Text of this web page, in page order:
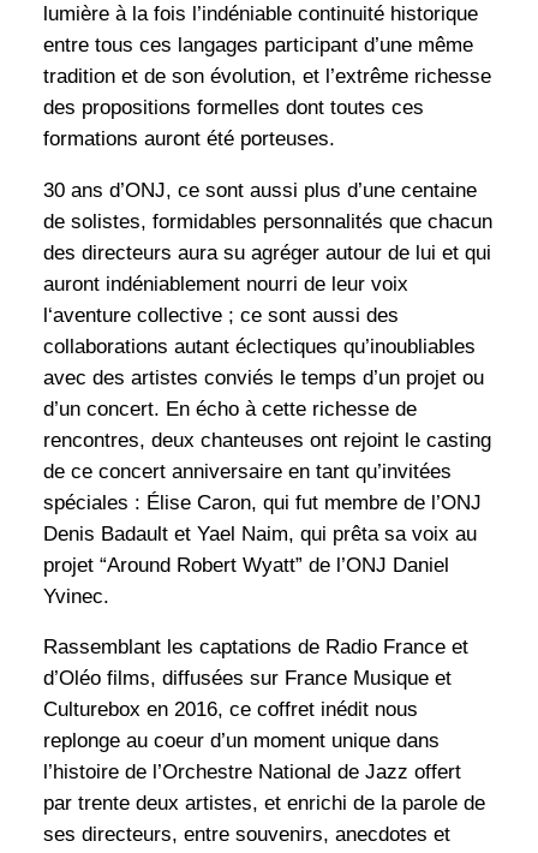
lumière à la fois l’indéniable continuité historique
entre tous ces langages participant d’une même
tradition et de son évolution, et l’extrême richesse
des propositions formelles dont toutes ces
formations auront été porteuses.
30 ans d’ONJ, ce sont aussi plus d’une centaine
de solistes, formidables personnalités que chacun
des directeurs aura su agréger autour de lui et qui
auront indéniablement nourri de leur voix
l‘aventure collective ; ce sont aussi des
collaborations autant éclectiques qu’inoubliables
avec des artistes conviés le temps d’un projet ou
d’un concert. En écho à cette richesse de
rencontres, deux chanteuses ont rejoint le casting
de ce concert anniversaire en tant qu’invitées
spéciales : Élise Caron, qui fut membre de l’ONJ
Denis Badault et Yael Naim, qui prêta sa voix au
projet “Around Robert Wyatt” de l’ONJ Daniel
Yvinec.
Rassemblant les captations de Radio France et
d’Oléo films, diffusées sur France Musique et
Culturebox en 2016, ce coffret inédit nous
replonge au coeur d’un moment unique dans
l’histoire de l’Orchestre National de Jazz offert
par trente deux artistes, et enrichi de la parole de
ses directeurs, entre souvenirs, anecdotes et